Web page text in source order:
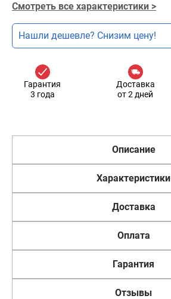
Смотреть все характеристики >
Нашли дешевле? Снизим цену!
Гарантия
3 года
Доставка
от 2 дней
Описание
Характеристики
Доставка
Оплата
Гарантия
Отзывы